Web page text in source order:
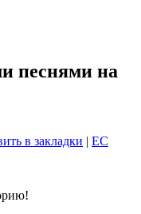
песнями на
в закладки | EC